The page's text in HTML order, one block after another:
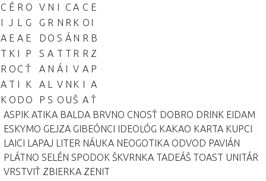
C É R O V N I C A C E
I
J L G G R N R K O I
A E A E D O S Á N R B
T K I P S A T T R R Z
R O C Ť A N Á I V A P
A T I K A L V N K I
A
K O D O P S O U Š A Ť
ASPIK ATIKA BALDA BRVNO CNOSŤ DOBRO DRINK EIDAM
ESKYMO GEJZA GIBEÓNCI IDEOLÓG KAKAO KARTA KUPCI
LAICI LAPAJ LITER NÁUKA NEOGOTIKA ODVOD PAVIÁN
PLÁTNO SELÉN SPODOK ŠKVRNKA TADEÁŠ TOAST UNITÁR
VRSTVIŤ ZBIERKA ZENIT